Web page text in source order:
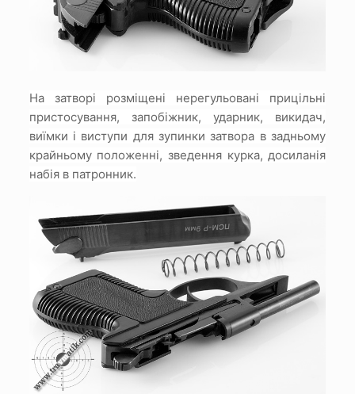
На затворі розміщені нерегульовані прицільні
пристосування, запобіжник, ударник, викидач,
виїмки і виступи для зупинки затвора в задньому
крайньому положенні, зведення курка, досиланія
набія в патронник.